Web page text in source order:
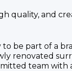
quality, and
be part of a
renovated
team with